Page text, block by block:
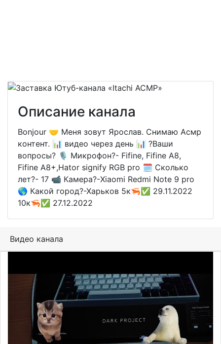
Описание канала
Bonjour 🤝 Меня зовут Ярослав. Снимаю Асмр
контент. 📊 видео через день 📊 ?Ваши
вопросы? 🎙️ Микрофон?- Fifine, Fifine A8,
Fifine A8+,Hator signify RGB pro 🗓️ Сколько
лет?- 17 📹 Камера?-Xiaomi Redmi Note 9 pro
🌎 Какой город?-Харьков 5к🦐✅ 29.11.2022
10к🦐✅ 27.12.2022
Видео канала